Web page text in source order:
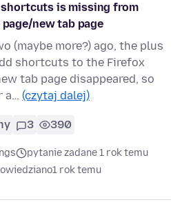
shortcuts is missing from
new tab page
(maybe more?) ago, the plus
shortcuts to the Firefox
tab page disappeared, so
a… (czytaj dalej)
3 390
pytanie zadane 1 rok temu
1 rok temu